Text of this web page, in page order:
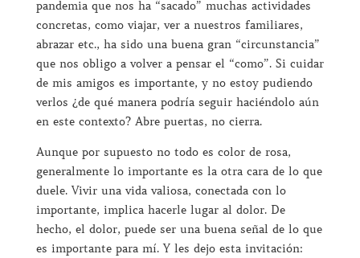
pandemia que nos ha “sacado” muchas actividades
concretas, como viajar, ver a nuestros familiares,
abrazar etc., ha sido una buena gran “circunstancia”
que nos obligo a volver a pensar el “como”. Si cuidar
de mis amigos es importante, y no estoy pudiendo
verlos ¿de qué manera podría seguir haciéndolo aún
en este contexto? Abre puertas, no cierra.
Aunque por supuesto no todo es color de rosa,
generalmente lo importante es la otra cara de lo que
duele. Vivir una vida valiosa, conectada con lo
importante, implica hacerle lugar al dolor. De
hecho, el dolor, puede ser una buena señal de lo que
es importante para mí. Y les dejo esta invitación: